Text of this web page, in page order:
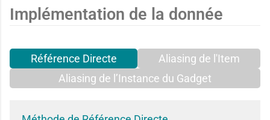
a
l
n
t
Implémentation de la donnée
Référence Directe
Aliasing de l'Item
Aliasing de l’Instance du Gadget